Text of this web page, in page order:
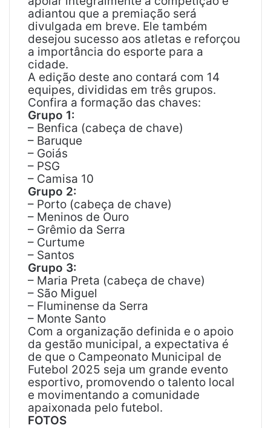
adiantou que a premiação será
divulgada em breve. Ele também
desejou sucesso aos atletas e reforçou
a importância do esporte para a
cidade.
A edição deste ano contará com 14
equipes, divididas em três grupos.
Confira a formação das chaves:
Grupo 1:
– Benfica (cabeça de chave)
– Baruque
– Goiás
– PSG
– Camisa 10
Grupo 2:
– Porto (cabeça de chave)
– Meninos de Ouro
– Grêmio da Serra
– Curtume
– Santos
Grupo 3:
– Maria Preta (cabeça de chave)
– São Miguel
– Fluminense da Serra
– Monte Santo
Com a organização definida e o apoio
da gestão municipal, a expectativa é
de que o Campeonato Municipal de
Futebol 2025 seja um grande evento
esportivo, promovendo o talento local
e movimentando a comunidade
apaixonada pelo futebol.
FOTOS